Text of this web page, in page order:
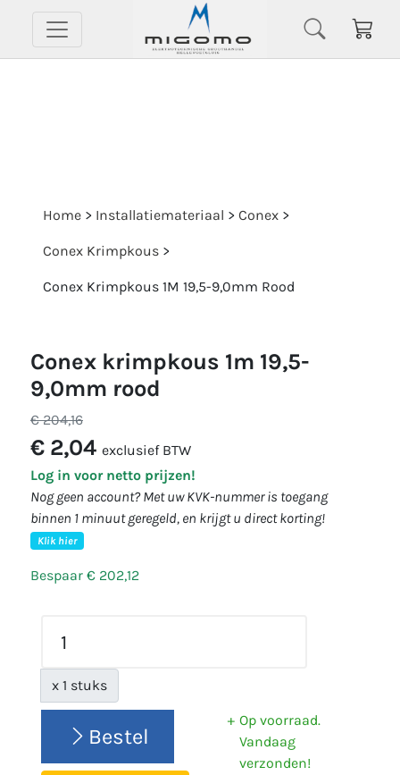
Home > Installatiemateriaal > Conex >
Conex Krimpkous >
Conex Krimpkous 1M 19,5-9,0mm Rood
conex krimpkous 1m 19,5-
9,0mm rood
€ 204,16
€ 2,04 exclusief BTW
Log in voor netto prijzen!
Nog geen account? Met uw KVK-nummer is toegang
binnen 1 minuut geregeld, en krijgt u direct korting!
Klik hier
Bespaar € 202,12
x 1 stuks
Bestel
Op voorraad.
Vandaag
verzonden!